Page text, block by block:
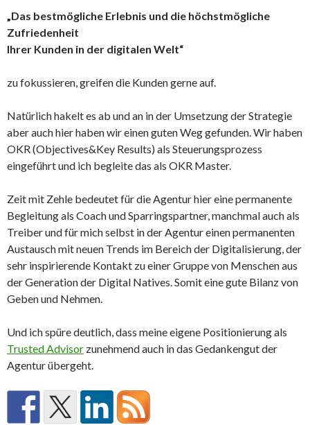
„Das bestmögliche Erlebnis und die höchstmögliche
Zufriedenheit
Ihrer Kunden in der digitalen Welt“
zu fokussieren, greifen die Kunden gerne auf.
Natürlich hakelt es ab und an in der Umsetzung der Strategie
aber auch hier haben wir einen guten Weg gefunden. Wir haben
OKR (Objectives&Key Results) als Steuerungsprozess
eingeführt und ich begleite das als OKR Master.
Zeit mit Zehle bedeutet für die Agentur hier eine permanente
Begleitung als Coach und Sparringspartner, manchmal auch als
Treiber und für mich selbst in der Agentur einen permanenten
Austausch mit neuen Trends im Bereich der Digitalisierung, der
sehr inspirierende Kontakt zu einer Gruppe von Menschen aus
der Generation der Digital Natives. Somit eine gute Bilanz von
Geben und Nehmen.
Und ich spüre deutlich, dass meine eigene Positionierung als
Trusted Advisor zunehmend auch in das Gedankengut der
Agentur übergeht.